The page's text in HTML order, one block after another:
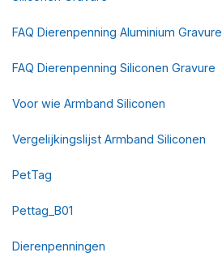
FAQ Dierenpenning Aluminium Gravure
FAQ Dierenpenning Siliconen Gravure
Voor wie Armband Siliconen
Vergelijkingslijst Armband Siliconen
PetTag
Pettag_B01
Dierenpenningen